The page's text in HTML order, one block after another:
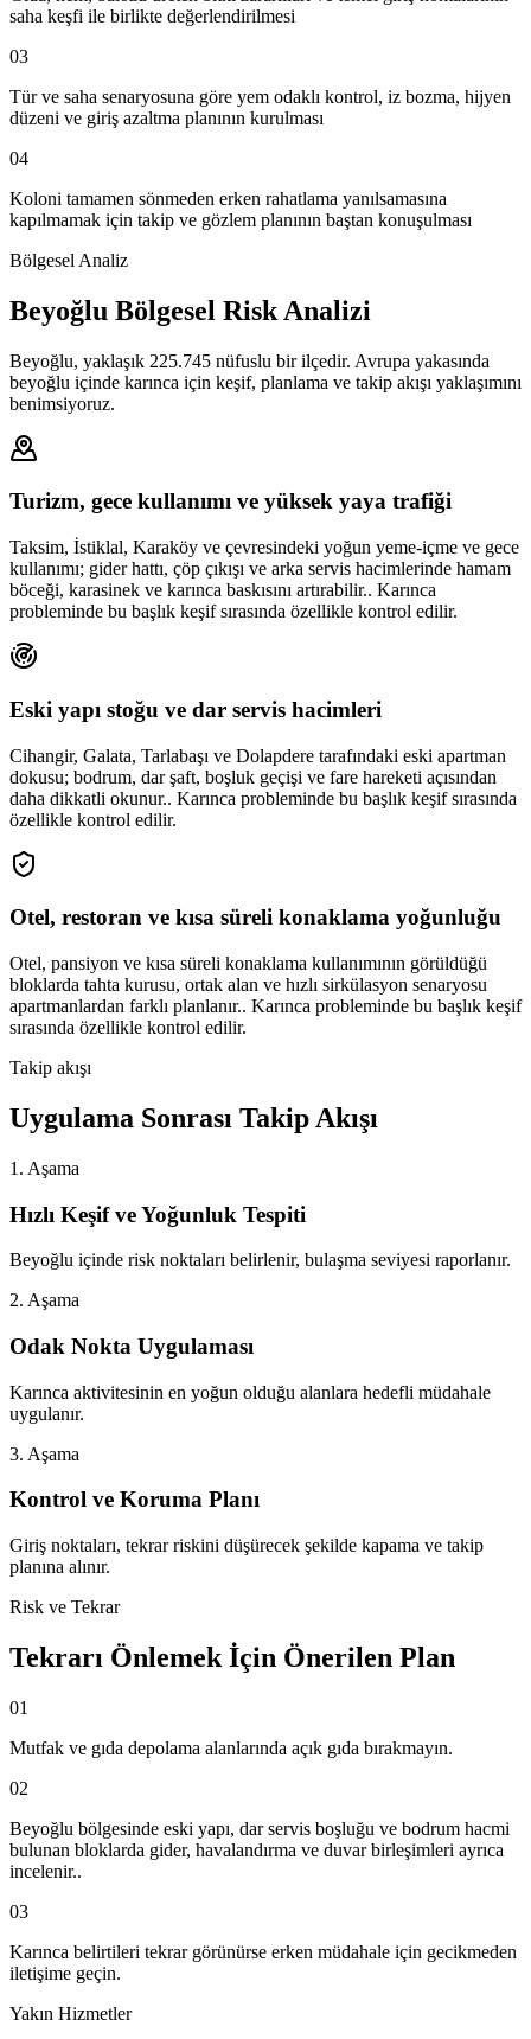
saha keşfi ile birlikte değerlendirilmesi
03
Tür ve saha senaryosuna göre yem odaklı kontrol, iz bozma, hijyen
düzeni ve giriş azaltma planının kurulması
04
Koloni tamamen sönmeden erken rahatlama yanılsamasına
kapılmamak için takip ve gözlem planının baştan konuşulması
Bölgesel Analiz
Beyoğlu Bölgesel Risk Analizi
Beyoğlu, yaklaşık 225.745 nüfuslu bir ilçedir. Avrupa yakasında
beyoğlu içinde karınca için keşif, planlama ve takip akışı yaklaşımını
benimsiyoruz.
Turizm, gece kullanımı ve yüksek yaya trafiği
Taksim, İstiklal, Karaköy ve çevresindeki yoğun yeme-içme ve gece
kullanımı; gider hattı, çöp çıkışı ve arka servis hacimlerinde hamam
böceği, karasinek ve karınca baskısını artırabilir.. Karınca
probleminde bu başlık keşif sırasında özellikle kontrol edilir.
Eski yapı stoğu ve dar servis hacimleri
Cihangir, Galata, Tarlabaşı ve Dolapdere tarafındaki eski apartman
dokusu; bodrum, dar şaft, boşluk geçişi ve fare hareketi açısından
daha dikkatli okunur.. Karınca probleminde bu başlık keşif sırasında
özellikle kontrol edilir.
Otel, restoran ve kısa süreli konaklama yoğunluğu
Otel, pansiyon ve kısa süreli konaklama kullanımının görüldüğü
bloklarda tahta kurusu, ortak alan ve hızlı sirkülasyon senaryosu
apartmanlardan farklı planlanır.. Karınca probleminde bu başlık keşif
sırasında özellikle kontrol edilir.
Takip akışı
Uygulama Sonrası Takip Akışı
1. Aşama
Hızlı Keşif ve Yoğunluk Tespiti
Beyoğlu içinde risk noktaları belirlenir, bulaşma seviyesi raporlanır.
2. Aşama
Odak Nokta Uygulaması
Karınca aktivitesinin en yoğun olduğu alanlara hedefli müdahale
uygulanır.
3. Aşama
Kontrol ve Koruma Planı
Giriş noktaları, tekrar riskini düşürecek şekilde kapama ve takip
planına alınır.
Risk ve Tekrar
Tekrarı Önlemek İçin Önerilen Plan
01
Mutfak ve gıda depolama alanlarında açık gıda bırakmayın.
02
Beyoğlu bölgesinde eski yapı, dar servis boşluğu ve bodrum hacmi
bulunan bloklarda gider, havalandırma ve duvar birleşimleri ayrıca
incelenir..
03
Karınca belirtileri tekrar görünürse erken müdahale için gecikmeden
iletişime geçin.
Yakın Hizmetler